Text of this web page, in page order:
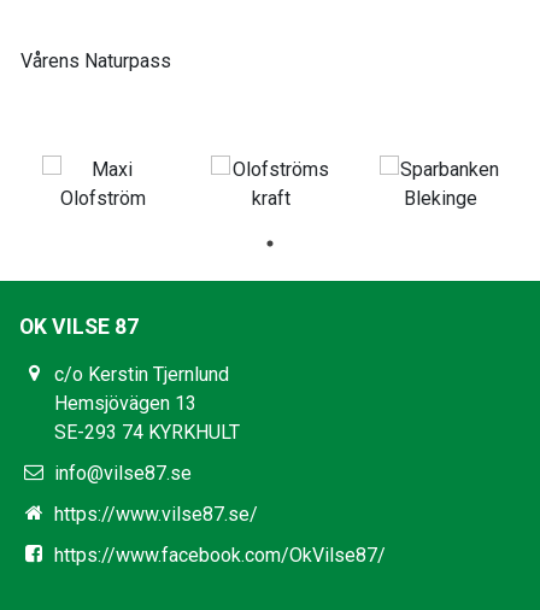
Vårens Naturpass
OK VILSE 87
c/o Kerstin Tjernlund
Hemsjövägen 13
SE-293 74 KYRKHULT
info@vilse87.se
https://www.vilse87.se/
https://www.facebook.com/OkVilse87/